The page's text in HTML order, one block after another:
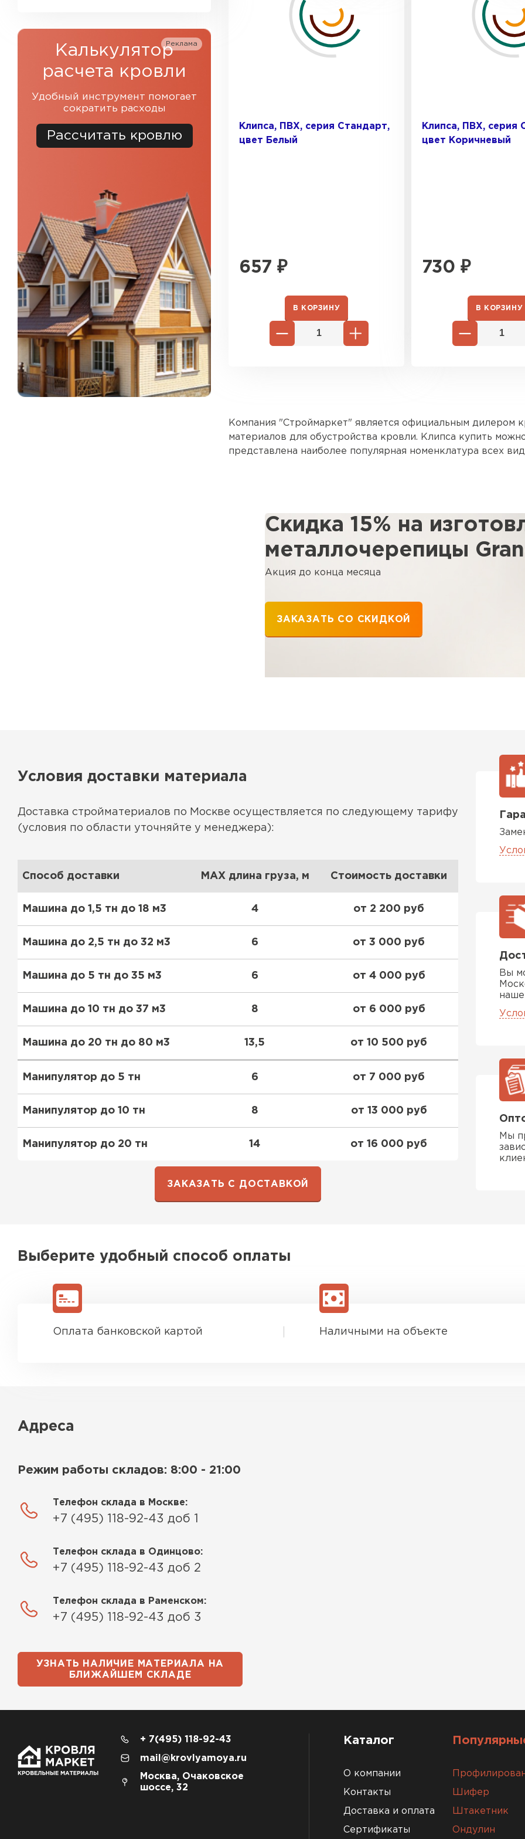
Фальцевая кровля
Гибкая черепица
Водосточная система
черепица
Цементно-песчаная
черепица
Реклама
Калькулятор
расчета кровли
Удобный инструмент помогает
сократить расходы
Рассчитать кровлю
Клипса, ПВХ, серия Стандарт,
цвет Белый
657 ₽
В КОРЗИНУ
Клипса, ПВХ, серия
цвет Коричневый
730 ₽
В КОРЗИНУ
Компания "Строймаркет" является официальным дилером
материалов для обустройства кровли. Клипса купить
представлена наиболее популярная номенклатура всех
Скидка 15% на
металлочерепицы
Акция до конца месяца
ЗАКАЗАТЬ СО СКИДКОЙ
Условия доставки материала
Доставка стройматериалов по Москве осуществляется по следующему тарифу
(условия по области уточняйте у менеджера):
Способ доставки MAX длина груза, м Стоимость доставки
Машина до 1,5 тн до 18 м3 4 от 2 200 руб
Машина до 2,5 тн до 32 м3 6 от 3 000 руб
Машина до 5 тн до 35 м3 6 от 4 000 руб
Машина до 10 тн до 37 м3 8 от 6 000 руб
Машина до 20 тн до 80 м3 13,5 от 10 500 руб
Манипулятор до 5 тн 6 от 7 000 руб
Манипулятор до 10 тн 8 от 13 000 руб
Манипулятор до 20 тн 14 от 16 000 руб
ЗАКАЗАТЬ С ДОСТАВКОЙ
Вы
Мы
Выберите удобный способ оплаты
Оплата банковской картой Наличными на объекте
Адреса
Режим работы складов: 8:00 - 21:00
Телефон склада в Москве:
+7 (495) 118-92-43 доб 1
Телефон склада в Одинцово:
+7 (495) 118-92-43 доб 2
Телефон склада в Раменском:
+7 (495) 118-92-43 доб 3
УЗНАТЬ НАЛИЧИЕ МАТЕРИАЛА НА
БЛИЖАЙШЕМ СКЛАДЕ
+ 7(495) 118-92-43
mail@krovlyamoya.ru
Москва, Очаковское
шоссе, 32
Каталог
О компании
Контакты
Доставка и оплата
Сертификаты
Шифер
Штакетник
Ондулин
Профилированный лист
ПЕРЕЙТИ
Цементно-
ПЕРЕЙТИ
Шифер
Водосточная система
ПЕРЕЙТИ